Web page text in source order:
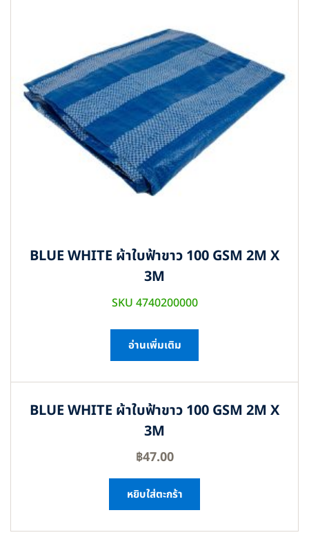
BLUE WHITE ผ้าใบฟ้าขาว 100 GSM 2M X
3M
SKU 4740200000
อ่านเพิ่มเติม
BLUE WHITE ผ้าใบฟ้าขาว 100 GSM 2M X
3M
฿47.00
หยิบใส่ตะกร้า